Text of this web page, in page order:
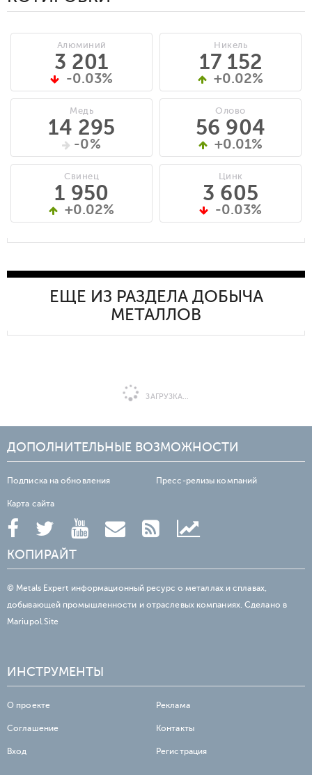
Алюминий
3 201
-0.03%
Медь
14 295
-0%
Свинец
1 950
+0.02%
Никель
17 152
+0.02%
Олово
56 904
+0.01%
Цинк
3 605
-0.03%
ЕЩЕ ИЗ РАЗДЕЛА ДОБЫЧА
МЕТАЛЛОВ
ЗАГРУЗКА...
ДОПОЛНИТЕЛЬНЫЕ ВОЗМОЖНОСТИ
Подписка на обновления Пресс-релизы компаний
Карта сайта
КОПИРАЙТ
© Metals Expert информационный ресурс о металлах и сплавах,
добывающей промышленности и отраслевых компаниях. Сделано в
Mariupol.Site
ИНСТРУМЕНТЫ
О проекте Реклама
Соглашение Контакты
Вход Регистрация